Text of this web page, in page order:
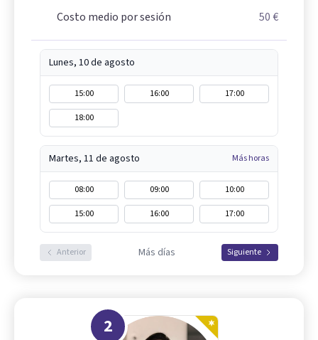
Costo medio por sesión
50 €
Lunes, 10 de agosto
15:00 16:00
17:00
18:00
Martes, 11 de agosto Más horas
08:00 09:00
10:00
15:00
16:00 17:00
Anterior Más días Siguiente
2